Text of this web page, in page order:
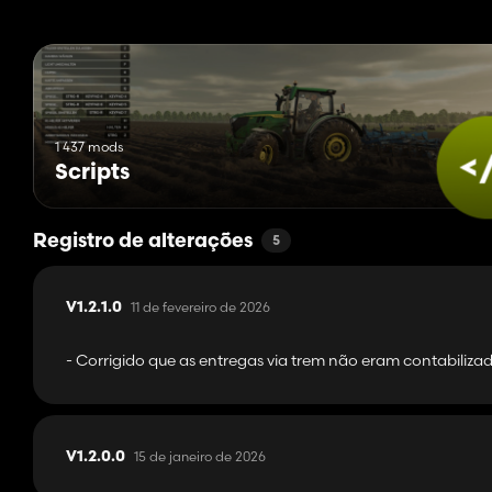
1 437 mods
Scripts
Registro de alterações 5
V1.2.1.0 11 de fevereiro de 2026
- Corrigido que as entregas via trem não eram
V1.2.0.0 15 de janeiro de 2026